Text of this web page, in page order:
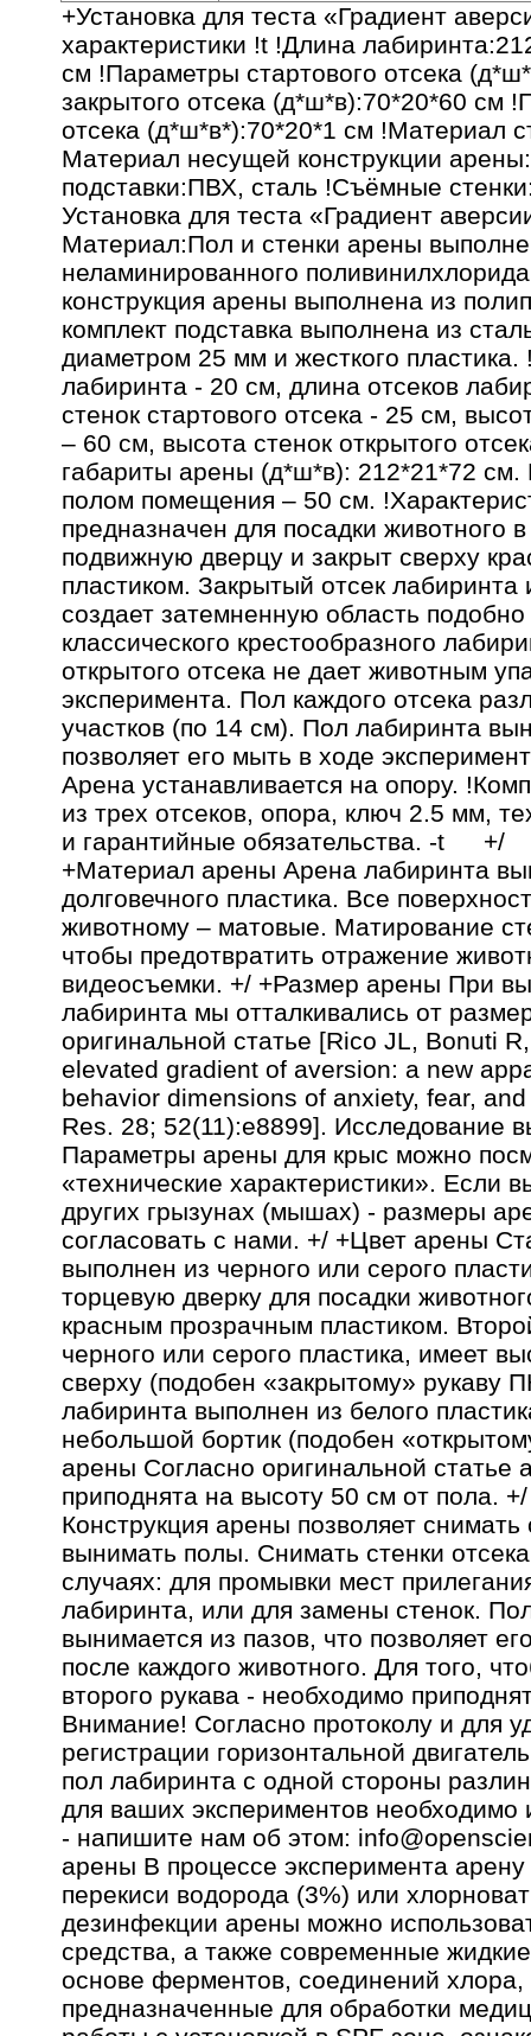
+Установка для теста «Градиент
характеристики !t !Длина
см !Параметры стартового отсека
закрытого отсека (д*ш*в):70*20*60 см
отсека (д*ш*в*):70*20*1 см !Материал
Материал несущей конструкции
подставки:ПВХ, сталь !Съёмные
Установка для теста «Градиент
Материал:Пол и стенки арены
неламинированного
конструкция арены выполнена из
комплект подставка выполнена из
диаметром 25 мм и жесткого
лабиринта - 20 см, длина отсеков
стенок стартового отсека - 25 см,
– 60 см, высота стенок открытого
габариты арены (д*ш*в): 212*21*72
полом помещения – 50 см.
предназначен для посадки животного
подвижную дверцу и закрыт сверху
пластиком. Закрытый отсек лабиринта
создает затемненную область
классического крестообразного
открытого отсека не дает животным
эксперимента. Пол каждого отсека
участков (по 14 см). Пол лабиринта
позволяет его мыть в ходе
Арена устанавливается на опору.
из трех отсеков, опора, ключ 2.5 мм,
и гарантийные обязательства. -t +/
+Материал арены Арена лабиринта
долговечного пластика. Все
животному – матовые. Матирование
чтобы предотвратить отражение
видеосъемки. +/ +Размер арены При
лабиринта мы отталкивались от
оригинальной статье [Rico JL, Bonuti
elevated gradient of aversion: a new
behavior dimensions of anxiety, fear,
Res. 28; 52(11):e8899]. Исследование
Параметры арены для крыс можно
«технические характеристики». Если
других грызунах (мышах) - размеры
согласовать с нами. +/ +Цвет арены
выполнен из черного или серого
торцевую дверку для посадки
красным прозрачным пластиком.
черного или серого пластика, имеет
сверху (подобен «закрытому» рукаву
лабиринта выполнен из белого
небольшой бортик (подобен
арены Согласно оригинальной статье
приподнята на высоту 50 см от пола.
Конструкция арены позволяет снимать
вынимать полы. Снимать стенки
случаях: для промывки мест
лабиринта, или для замены стенок.
вынимается из пазов, что позволяет
после каждого животного. Для того,
второго рукава - необходимо
Внимание! Согласно протоколу и для
регистрации горизонтальной
пол лабиринта с одной стороны
для ваших экспериментов
- напишите нам об этом:
арены В процессе эксперимента
перекиси водорода (3%) или
дезинфекции арены можно
средства, а также современные
основе ферментов, соединений
предназначенные для обработки